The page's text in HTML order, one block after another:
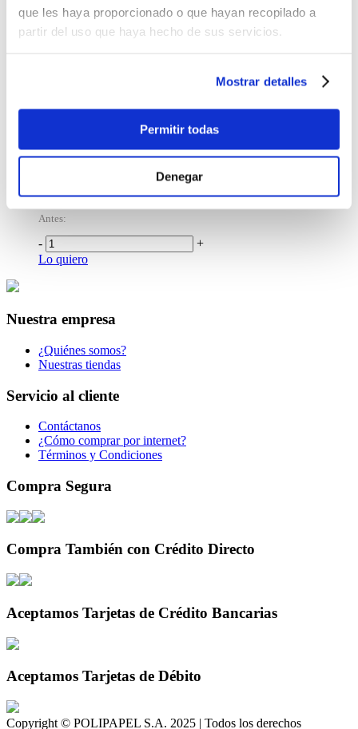
que les haya proporcionado o que hayan recopilado a
partir del uso que haya hecho de sus servicios.
Mostrar detalles
Permitir todas
Denegar
+
Lo quiero
Repostero Plástico Hello Kitty And Friends
Lo quiero
$14.00
Antes:
-
+
Lo quiero
Nuestra empresa
¿Quiénes somos?
Nuestras tiendas
Servicio al cliente
Contáctanos
¿Cómo comprar por internet?
Términos y Condiciones
Compra Segura
Compra También con Crédito Directo
Aceptamos Tarjetas de Crédito Bancarias
Aceptamos Tarjetas de Débito
Copyright © POLIPAPEL S.A. 2025 | Todos los derechos